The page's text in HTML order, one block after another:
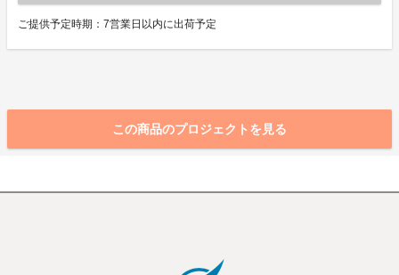
ご提供予定時期：7営業日以内に出荷予定
この商品のプロジェクトを見る